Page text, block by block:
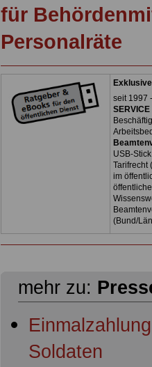
für
Personalräte
seit 1997
USB-
Tarifrecht
im
(Bund/
mehr zu:
Soldaten